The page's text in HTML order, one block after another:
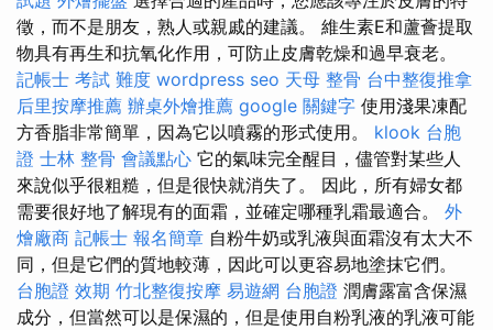
徵，而不是朋友，熟人或親戚的建議。 維生素E和蘆薈提取
物具有再生和抗氧化作用，可防止皮膚乾燥和過早衰老。
記帳士 考試 難度 wordpress seo 天母 整骨 台中整復推拿
后里按摩推薦 辦桌外燴推薦 google 關鍵字 使用淺果凍配
方香脂非常簡單，因為它以噴霧的形式使用。 klook 台胞
證 士林 整骨 會議點心 它的氣味完全醒目，儘管對某些人
來說似乎很粗糙，但是很快就消失了。 因此，所有婦女都
需要很好地了解現有的面霜，並確定哪種乳霜最適合。 外
燴廠商 記帳士 報名簡章 自粉牛奶或乳液與面霜沒有太大不
同，但是它們的質地較薄，因此可以更容易地塗抹它們。
台胞證 效期 竹北整復按摩 易遊網 台胞證 潤膚露富含保濕
成分，但當然可以是保濕的，但是使用自粉乳液的乳液可能